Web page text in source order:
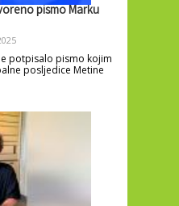
pismo Marku
potpisalo pismo kojim
posljedice Metine